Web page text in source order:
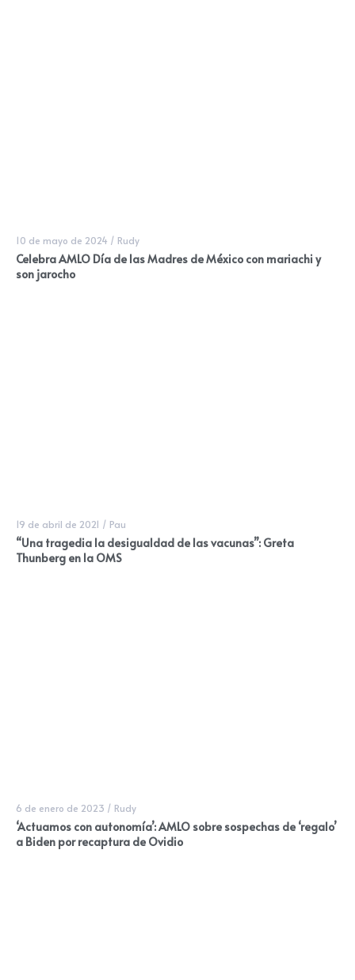
10 de mayo de 2024 / Rudy
Celebra AMLO Día de las Madres de México con mariachi y
son jarocho
19 de abril de 2021 / Pau
“Una tragedia la desigualdad de las vacunas”: Greta
Thunberg en la OMS
6 de enero de 2023 / Rudy
‘Actuamos con autonomía’: AMLO sobre sospechas de ‘regalo’
a Biden por recaptura de Ovidio